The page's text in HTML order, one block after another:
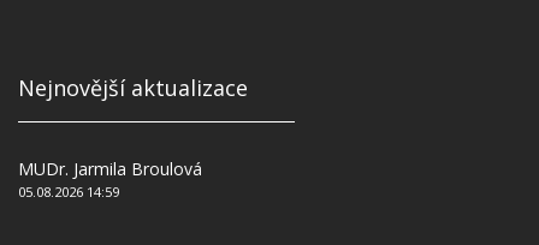
Nejnovější aktualizace
MUDr. Jarmila Broulová
05.08.2026 14:59